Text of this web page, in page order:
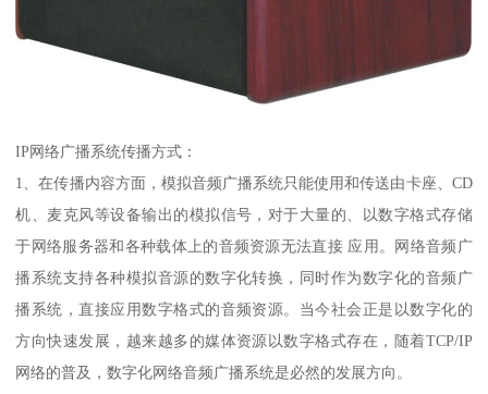
IP网络广播系统传播方式：
1、在传播内容方面，模拟音频广播系统只能使用和传送由卡座、CD
机、麦克风等设备输出的模拟信号，对于大量的、以数字格式存储
于网络服务器和各种载体上的音频资源无法直接 应用。网络音频广
播系统支持各种模拟音源的数字化转换，同时作为数字化的音频广
播系统，直接应用数字格式的音频资源。当今社会正是以数字化的
方向快速发展，越来越多的媒体资源以数字格式存在，随着TCP/IP
网络的普及，数字化网络音频广播系统是必然的发展方向。